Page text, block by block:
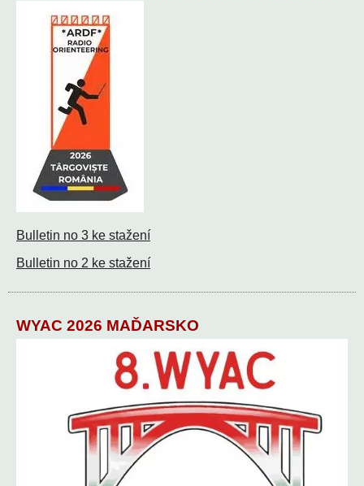
Bulletin no 3 ke stažení
Bulletin no 2 ke stažení
WYAC 2026 MAĎARSKO